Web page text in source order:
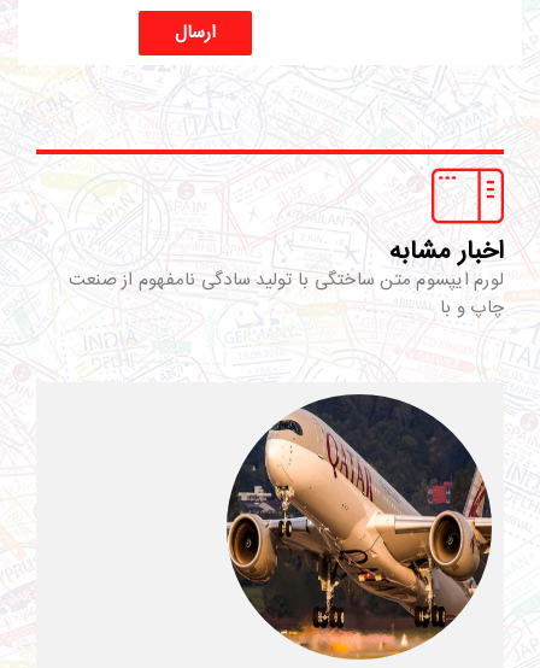
ارسال
اخبار مشابه
لورم ایپسوم متن ساختگی با تولید سادگی نامفهوم از صنعت
چاپ و با